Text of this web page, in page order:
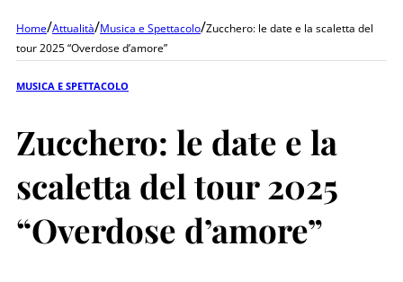
Home/Attualità/Musica e Spettacolo/Zucchero: le date e la scaletta del
tour 2025 “Overdose d’amore”
MUSICA E SPETTACOLO
Zucchero: le date e la
scaletta del tour 2025
“Overdose d’amore”